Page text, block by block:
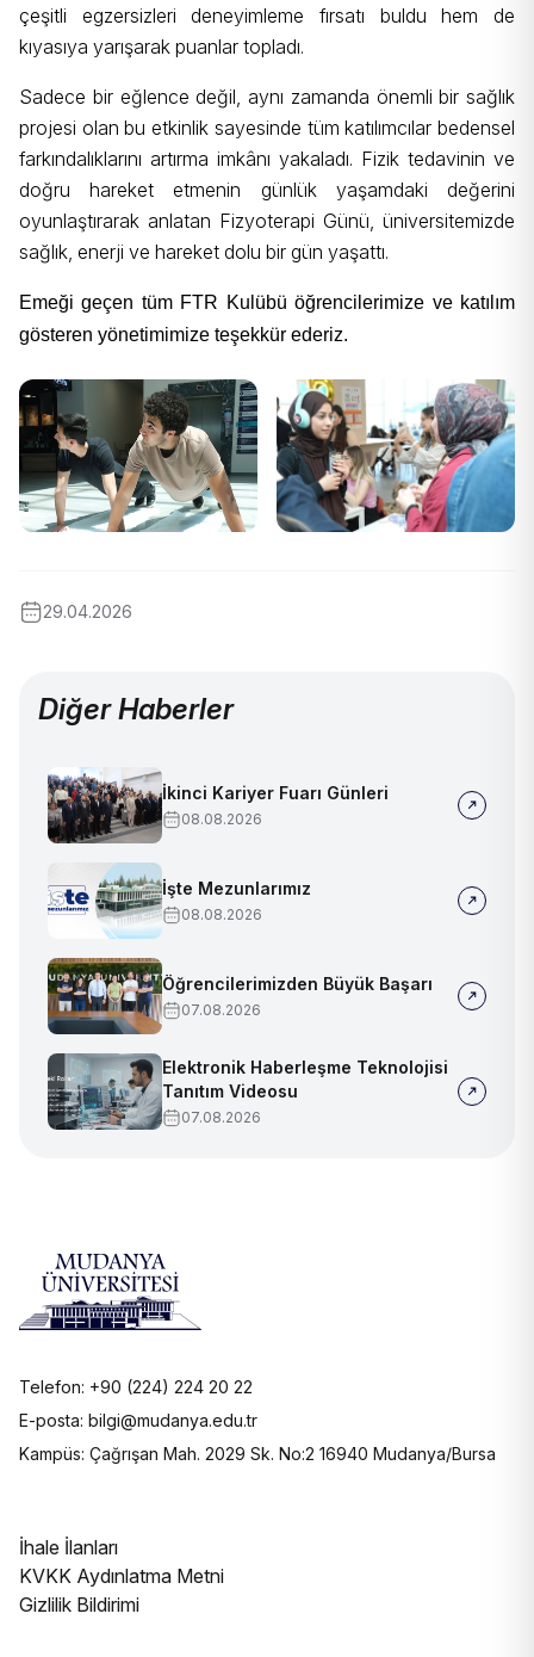
çeşitli egzersizleri deneyimleme fırsatı buldu hem de
kıyasıya yarışarak puanlar topladı.
Sadece bir eğlence değil, aynı zamanda önemli bir sağlık
projesi olan bu etkinlik sayesinde tüm katılımcılar bedensel
farkındalıklarını artırma imkânı yakaladı. Fizik tedavinin ve
doğru hareket etmenin günlük yaşamdaki değerini
oyunlaştırarak anlatan Fizyoterapi Günü, üniversitemizde
sağlık, enerji ve hareket dolu bir gün yaşattı.
Emeği geçen tüm FTR Kulübü öğrencilerimize ve katılım
gösteren yönetimimize teşekkür ederiz.
29.04.2026
Diğer Haberler
İkinci Kariyer Fuarı Günleri
08.08.2026
İşte Mezunlarımız
08.08.2026
Öğrencilerimizden Büyük Başarı
07.08.2026
Elektronik Haberleşme Teknolojisi
Tanıtım Videosu
07.08.2026
Telefon: +90 (224) 224 20 22
E-posta: bilgi@mudanya.edu.tr
Kampüs: Çağrışan Mah. 2029 Sk. No:2 16940 Mudanya/Bursa
İhale İlanları
KVKK Aydınlatma Metni
Gizlilik Bildirimi